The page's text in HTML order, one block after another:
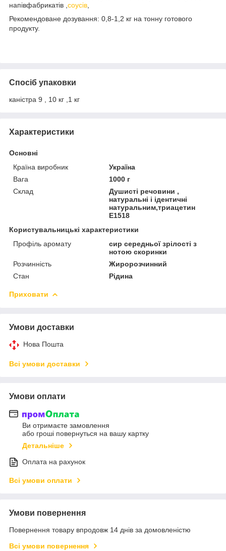
напівфабрикатів , соусів
Рекомендоване дозування: 0,8-1,2 кг на тонну готового
продукту.
Спосіб упаковки
каністра 9 , 10 кг ,1 кг
Характеристики
Основні
Країна виробник
Україна
Вага
1000 г
Склад
Душисті речовини ,
натуральні і ідентичні
натуральним,триацетин
Е1518
Користувальницькі характеристики
Профіль аромату
сир середньої зрілості з
нотою скоринки
Розчинність
Жиророзчинний
Стан
Рідина
Приховати
Умови доставки
Нова Пошта
Всі умови доставки
Умови оплати
Ви отримаєте замовлення
або гроші повернуться на вашу картку
Детальніше
Оплата на рахунок
Всі умови оплати
Умови повернення
Повернення товару впродовж 14 днів за домовленістю
Всі умови повернення